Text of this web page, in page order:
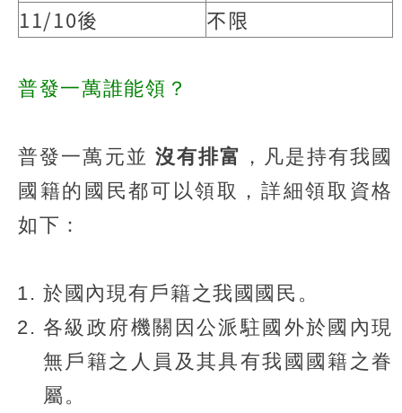
11/10後
不限
普發一萬誰能領？
普發一萬元並 沒有排富 ，凡是持有我國
國籍的國民都可以領取，詳細領取資格
如下：
於國內現有戶籍之我國國民。
各級政府機關因公派駐國外於國內現
無戶籍之人員及其具有我國國籍之眷
屬。